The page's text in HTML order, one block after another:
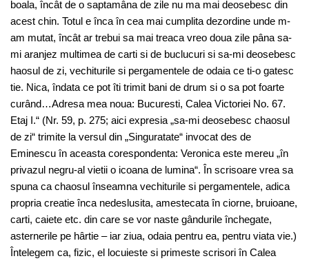
boala, încât de o saptamâna de zile nu ma mai deosebesc din
acest chin. Totul e înca în cea mai cumplita dezordine unde m-
am mutat, încât ar trebui sa mai treaca vreo doua zile pâna sa-
mi aranjez multimea de carti si de buclucuri si sa-mi deosebesc
haosul de zi, vechiturile si pergamentele de odaia ce ti-o gatesc
tie. Nica, îndata ce pot îti trimit bani de drum si o sa pot foarte
curând…Adresa mea noua: Bucuresti, Calea Victoriei No. 67.
Etaj I.“ (Nr. 59, p. 275; aici expresia „sa-mi deosebesc chaosul
de zi“ trimite la versul din „Singuratate“ invocat des de
Eminescu în aceasta corespondenta: Veronica este mereu „în
privazul negru-al vietii o icoana de lumina“. În scrisoare vrea sa
spuna ca chaosul înseamna vechiturile si pergamentele, adica
propria creatie înca nedeslusita, amestecata în ciorne, bruioane,
carti, caiete etc. din care se vor naste gândurile închegate,
asternerile pe hârtie – iar ziua, odaia pentru ea, pentru viata vie.)
Întelegem ca, fizic, el locuieste si primeste scrisori în Calea